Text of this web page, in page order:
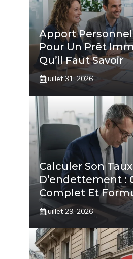
Apport
Pour Un Prêt
Qu’il Faut Savoir
juillet 31, 2026
Calculer Son Taux
D’endettement :
Complet Et
juillet 29, 2026